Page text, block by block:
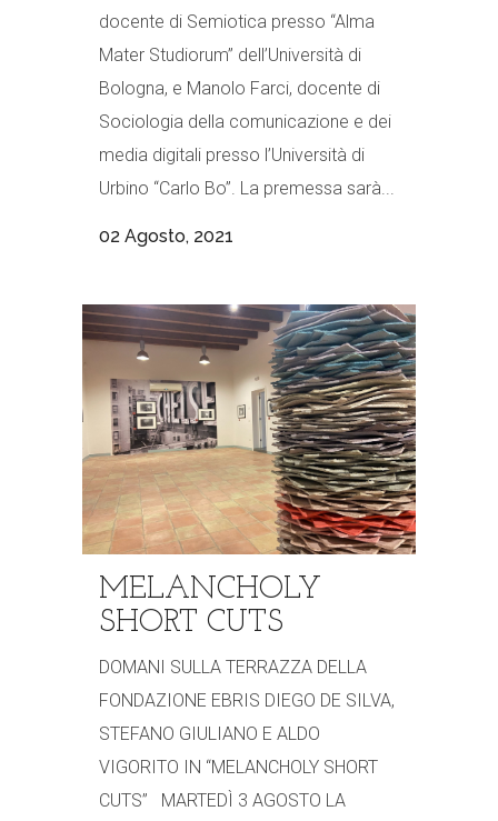
docente di Semiotica presso “Alma
Mater Studiorum” dell’Università di
Bologna, e Manolo Farci, docente di
Sociologia della comunicazione e dei
media digitali presso l’Università di
Urbino “Carlo Bo”. La premessa sarà...
02 Agosto, 2021
MELANCHOLY
SHORT CUTS
DOMANI SULLA TERRAZZA DELLA
FONDAZIONE EBRIS DIEGO DE SILVA,
STEFANO GIULIANO E ALDO
VIGORITO IN “MELANCHOLY SHORT
CUTS” MARTEDÌ 3 AGOSTO LA